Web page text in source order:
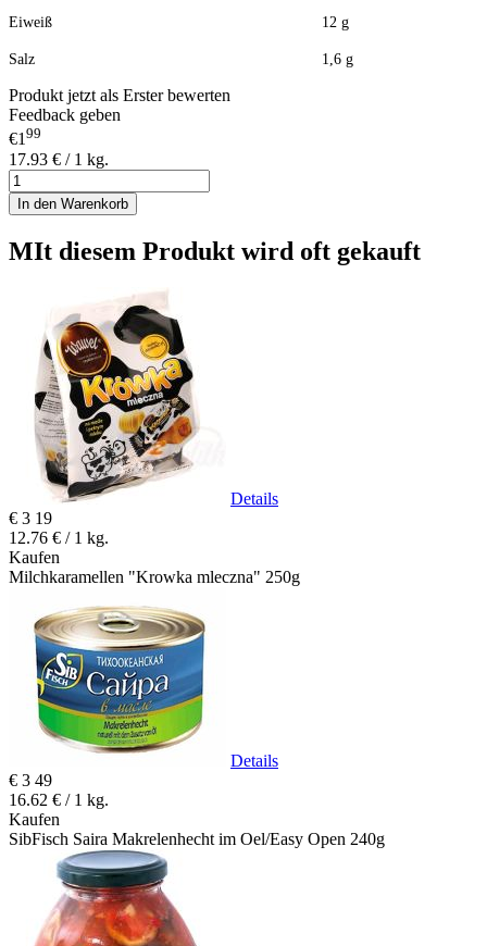
Eiweiß 12 g
Salz 1,6 g
Produkt jetzt als Erster bewerten
Feedback geben
€199
17.93 € / 1 kg.
In den Warenkorb
MIt diesem Produkt wird oft gekauft
Details
€ 3 19
12.76 € / 1 kg.
Kaufen
Milchkaramellen "Krowka mleczna" 250g
Details
€ 3 49
16.62 € / 1 kg.
Kaufen
SibFisch Saira Makrelenhecht im Oel/Easy Open 240g